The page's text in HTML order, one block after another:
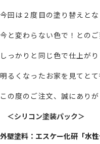
今回は２度目の塗り替えと
今と変わらない色で！との
しっかりと同じ色で仕上が
明るくなったお家を見てと
この度のご注文、誠にあり
＜シリコン塗装パック＞
外壁塗料：エスケー化研「水